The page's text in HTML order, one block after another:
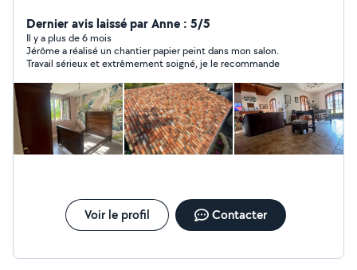
également pour vos travaux de couverture. Intervention
rapide et soignée.
Dernier avis laissé par Anne : 5/5
Il y a plus de 6 mois
Jérôme a réalisé un chantier papier peint dans mon salon.
Travail sérieux et extrêmement soigné, je le recommande
Voir le profil Contacter